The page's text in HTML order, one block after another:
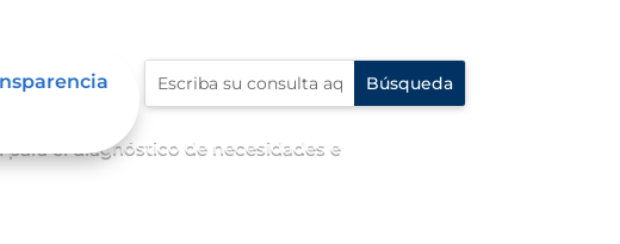
para el diagnóstico de necesidades e